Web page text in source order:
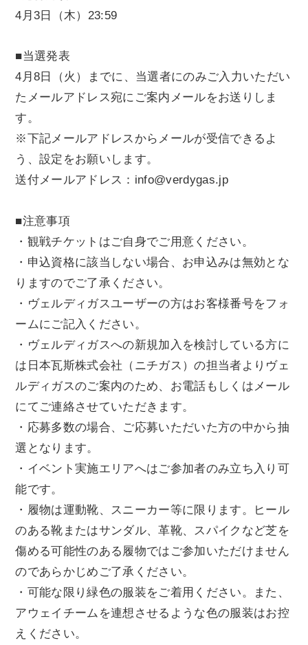
4月3日（木）23:59
■当選発表
4月8日（火）までに、当選者にのみご入力いただい
たメールアドレス宛にご案内メールをお送りしま
す。
※下記メールアドレスからメールが受信できるよ
う、設定をお願いします。
送付メールアドレス：info@verdygas.jp
■注意事項
・観戦チケットはご自身でご用意ください。
・申込資格に該当しない場合、お申込みは無効とな
りますのでご了承ください。
・ヴェルディガスユーザーの方はお客様番号をフォ
ームにご記入ください。
・ヴェルディガスへの新規加入を検討している方に
は日本瓦斯株式会社（ニチガス）の担当者よりヴェ
ルディガスのご案内のため、お電話もしくはメール
にてご連絡させていただきます。
・応募多数の場合、ご応募いただいた方の中から抽
選となります。
・イベント実施エリアへはご参加者のみ立ち入り可
能です。
・履物は運動靴、スニーカー等に限ります。ヒール
のある靴またはサンダル、革靴、スパイクなど芝を
傷める可能性のある履物ではご参加いただけません
のであらかじめご了承ください。
・可能な限り緑色の服装をご着用ください。また、
アウェイチームを連想させるような色の服装はお控
えください。